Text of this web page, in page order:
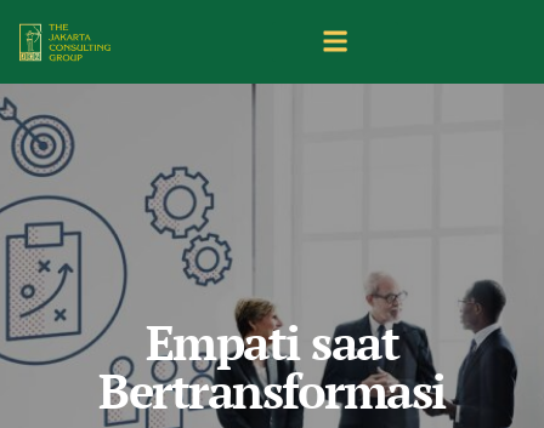
Empati saat
Bertransformasi